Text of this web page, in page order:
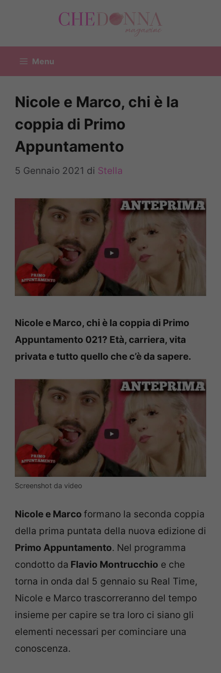
Menu
Nicole e Marco, chi è la
coppia di Primo
Appuntamento
5 Gennaio 2021 di Stella
Nicole e Marco, chi è la coppia di Primo
Appuntamento 021? Età, carriera, vita
privata e tutto quello che c’è da sapere.
Screenshot da video
Nicole e Marco formano la seconda coppia
della prima puntata della nuova edizione di
Primo Appuntamento. Nel programma
condotto da Flavio Montrucchio e che
torna in onda dal 5 gennaio su Real Time,
Nicole e Marco trascorreranno del tempo
insieme per capire se tra loro ci siano gli
elementi necessari per cominciare una
conoscenza.